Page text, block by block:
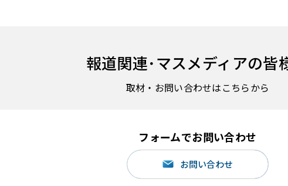
報道関連･マスメディアの皆
取材・お問い合わせはこちらから
フォームでお問い合わせ
お問い合わせ